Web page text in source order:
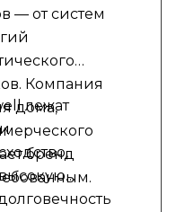
— от систем
Компания
дома,
бренд
лежат